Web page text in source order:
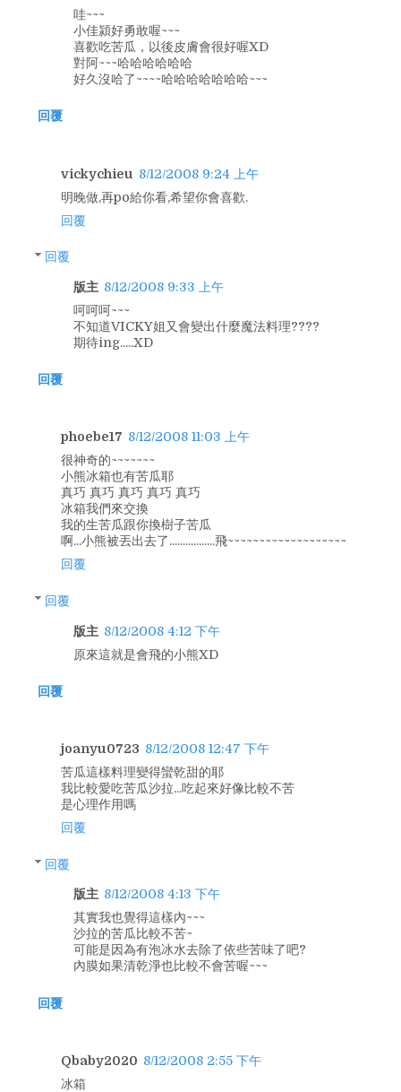
哇~~~
小佳潁好勇敢喔~~~
喜歡吃苦瓜，以後皮膚會很好喔XD
對阿~~~哈哈哈哈哈哈
好久沒哈了~~~~哈哈哈哈哈哈哈~~~
回覆
vickychieu 8/12/2008 9:24 上午
明晚做,再po給你看,希望你會喜歡.
回覆
回覆
版主 8/12/2008 9:33 上午
呵呵呵~~~
不知道VICKY姐又會變出什麼魔法料理????
期待ing.....XD
回覆
phoebe17 8/12/2008 11:03 上午
很神奇的~~~~~~~
小熊冰箱也有苦瓜耶
真巧 真巧 真巧 真巧 真巧
冰箱我們來交換
我的生苦瓜跟你換樹子苦瓜
啊...小熊被丟出去了.................飛~~~~~~~~~~~~~~~~~~~
回覆
回覆
版主 8/12/2008 4:12 下午
原來這就是會飛的小熊XD
回覆
joanyu0723 8/12/2008 12:47 下午
苦瓜這樣料理變得蠻乾甜的耶
我比較愛吃苦瓜沙拉...吃起來好像比較不苦
是心理作用嗎
回覆
回覆
版主 8/12/2008 4:13 下午
其實我也覺得這樣內~~~
沙拉的苦瓜比較不苦~
可能是因為有泡冰水去除了依些苦味了吧?
內膜如果清乾淨也比較不會苦喔~~~
回覆
Qbaby2020 8/12/2008 2:55 下午
冰箱